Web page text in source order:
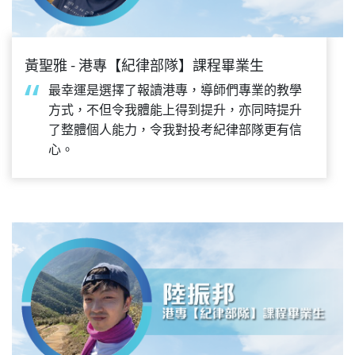
黃聖雅 - 港專【紀律部隊】課程畢業生
最幸運是選擇了報讀港專，導師們專業的教學
方式，不但令我體能上得到提升，亦同時提升
了整體個人能力，令我對投考紀律部隊更有信
心。